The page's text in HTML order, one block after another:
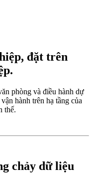
đặt trên
phòng và điều hành dự
hành trên hạ tầng của
thế.
chảy dữ liệu